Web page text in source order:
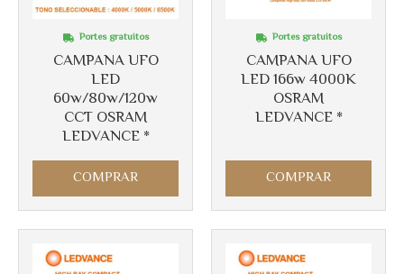
CAMPANA UFO
LED
60w/80w/120w
CCT OSRAM
LEDVANCE *
Portes gratuitos
COMPRAR
CAMPANA UFO
LED 166w 4000K
OSRAM
LEDVANCE *
Portes gratuitos
COMPRAR